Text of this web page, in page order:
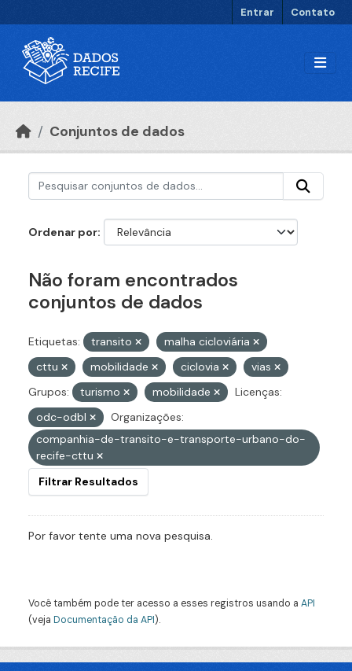
Entrar Contato
Conjuntos de dados
Ordenar por
Não foram encontrados
conjuntos de dados
Etiquetas: transito
malha cicloviária
cttu
mobilidade ciclovia
vias
Grupos:
turismo mobilidade
Licenças:
odc-odbl
Organizações:
companhia-de-transito-e-transporte-urbano-do-
recife-cttu
Filtrar Resultados
Por favor tente uma nova pesquisa.
Você também pode ter acesso a esses registros usando a API
(veja Documentação da API).